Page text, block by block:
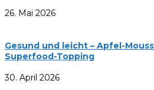
26. Mai 2026
Gesund und leicht – Apfel-
Superfood-Topping
30. April 2026